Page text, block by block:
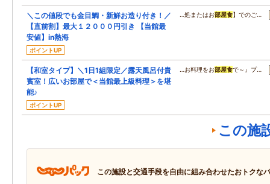
＼この値段でも金目鯛・新鮮お造り付き！／
【直前割】最大１２０００円引き 【当館最
安値】in熱海
ポイントUP
…処またはお部屋食】でのご…
【和室タイプ】＼1日1組限定／露天風呂付貴
賓室！広いお部屋で＜当館最上級料理＞を堪
能♪
ポイントUP
…お料理をお部屋食で～』プ…
この施
この施設と交通手段を自由に組み合わせたおトクな